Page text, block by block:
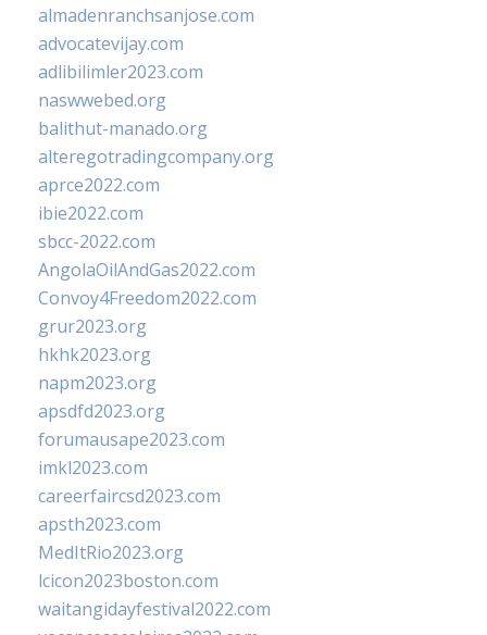
almadenranchsanjose.com
advocatevijay.com
adlibilimler2023.com
naswwebed.org
balithut-manado.org
alteregotradingcompany.org
aprce2022.com
ibie2022.com
sbcc-2022.com
AngolaOilAndGas2022.com
Convoy4Freedom2022.com
grur2023.org
hkhk2023.org
napm2023.org
apsdfd2023.org
forumausape2023.com
imkl2023.com
careerfaircsd2023.com
apsth2023.com
MedItRio2023.org
lcicon2023boston.com
waitangidayfestival2022.com